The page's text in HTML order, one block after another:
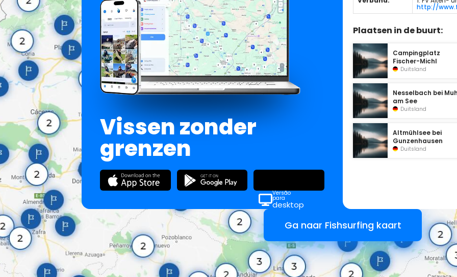
Vissen zonder
grenzen
Versão
para
desktop
http://
Plaatsen in de buurt:
Campingplatz
Fischer-Michl
Duitsland
Nesselbach bei
am See
Duitsland
Altmühlsee bei
Gunzenhausen
Duitsland
Ga naar Fishsurfing kaart